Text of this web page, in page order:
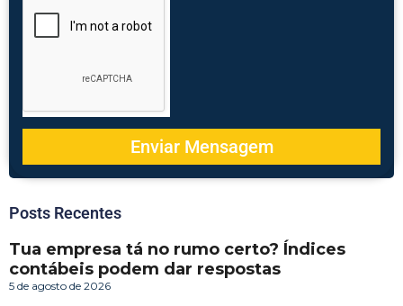
Enviar Mensagem
Posts Recentes
Tua empresa tá no rumo certo? Índices
contábeis podem dar respostas
5 de agosto de 2026